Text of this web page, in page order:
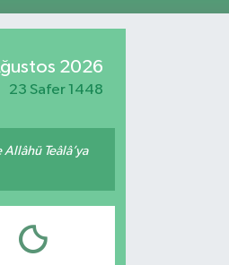
2026
23 Safer 1448
Teâlâ’ya